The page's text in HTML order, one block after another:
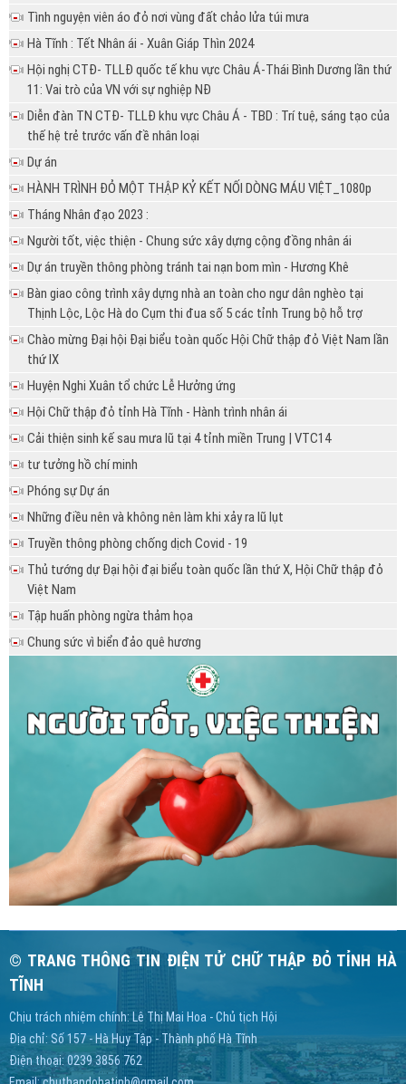
Tình nguyện viên áo đỏ nơi vùng đất chảo lửa túi mưa
Hà Tĩnh : Tết Nhân ái - Xuân Giáp Thìn 2024
Hội nghị CTĐ- TLLĐ quốc tế khu vực Châu Á-Thái Bình Dương lần thứ
11: Vai trò của VN với sự nghiệp NĐ
Diễn đàn TN CTĐ- TLLĐ khu vực Châu Á - TBD : Trí tuệ, sáng tạo của
thế hệ trẻ trước vấn đề nhân loại
Dự án
HÀNH TRÌNH ĐỎ MỘT THẬP KỶ KẾT NỐI DÒNG MÁU VIỆT_1080p
Tháng Nhân đạo 2023 :
Người tốt, việc thiện - Chung sức xây dựng cộng đồng nhân ái
Dự án truyền thông phòng tránh tai nạn bom mìn - Hương Khê
Bàn giao công trình xây dựng nhà an toàn cho ngư dân nghèo tại
Thịnh Lộc, Lộc Hà do Cụm thi đua số 5 các tỉnh Trung bộ hỗ trợ
Chào mừng Đại hội Đại biểu toàn quốc Hội Chữ thập đỏ Việt Nam lần
thứ IX
Huyện Nghi Xuân tổ chức Lễ Hưởng ứng
Hội Chữ thập đỏ tỉnh Hà Tĩnh - Hành trình nhân ái
Cải thiện sinh kế sau mưa lũ tại 4 tỉnh miền Trung | VTC14
tư tưởng hồ chí minh
Phóng sự Dự án
Những điều nên và không nên làm khi xảy ra lũ lụt
Truyền thông phòng chống dịch Covid - 19
Thủ tướng dự Đại hội đại biểu toàn quốc lần thứ X, Hội Chữ thập đỏ
Việt Nam
Tập huấn phòng ngừa thảm họa
Chung sức vì biển đảo quê hương
© TRANG THÔNG TIN ĐIỆN TỬ CHỮ THẬP ĐỎ TỈNH HÀ
TĨNH
Chịu trách nhiệm chính: Lê Thị Mai Hoa - Chủ tịch Hội
Địa chỉ: Số 157 - Hà Huy Tập - Thành phố Hà Tĩnh
Điện thoại: 0239 3856 762